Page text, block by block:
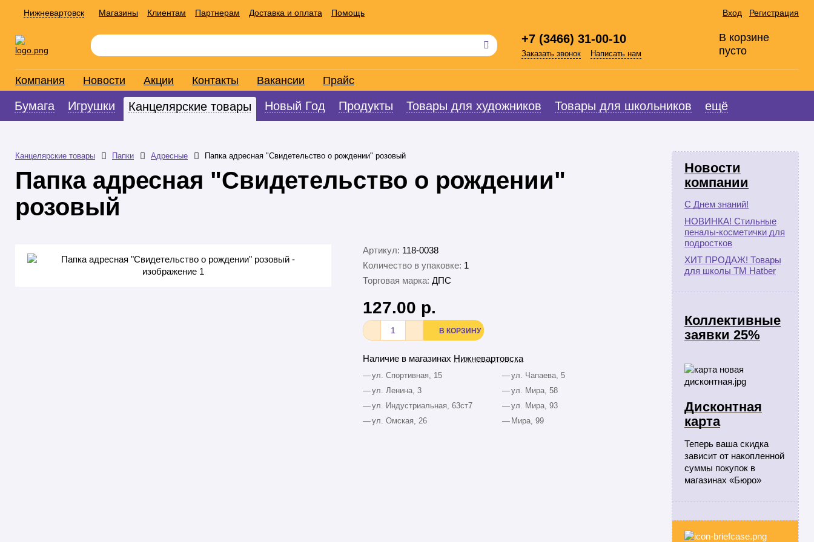
Вход Регистрация
Нижневартовск Магазины Клиентам Партнерам Доставка и оплата Помощь
+7 (3466) 31-00-10
Заказать звонок Написать нам
В корзине
пусто
Компания Новости Акции Контакты Вакансии Прайс
Бумага Игрушки Канцелярские товары Новый Год Продукты Товары для художников Товары для школьников ещё
Новости
компании
С Днем знаний!
НОВИНКА! Стильные
пеналы-косметички для
подростков
ХИТ ПРОДАЖ! Товары
для школы ТМ Hatber
Коллективные
заявки 25%
Дисконтная
карта
Теперь ваша скидка
зависит от накопленной
суммы покупок в
магазинах «Бюро»
Канцелярские товары Папки Адресные Папка адресная "Свидетельство о рождении" розовый
Папка адресная "Свидетельство о рождении"
розовый
Артикул: 118-0038
Количество в упаковке: 1
Торговая марка: ДПС
127.00 р.
В КОРЗИНУ
Наличие в магазинах Нижневартовска
—ул. Спортивная, 15 —ул. Чапаева, 5
—ул. Ленина, 3 —ул. Мира, 58
—ул. Индустриальная, 63ст7 —ул. Мира, 93
—ул. Омская, 26 — Мира, 99